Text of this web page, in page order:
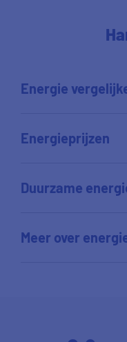
Energie
Energieprijzen
Duurzame
Meer over